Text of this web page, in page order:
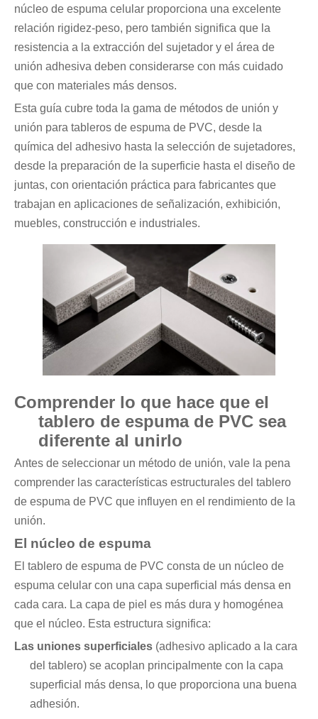
núcleo de espuma celular proporciona una excelente
relación rigidez-peso, pero también significa que la
resistencia a la extracción del sujetador y el área de
unión adhesiva deben considerarse con más cuidado
que con materiales más densos.
Esta guía cubre toda la gama de métodos de unión y
unión para tableros de espuma de PVC, desde la
química del adhesivo hasta la selección de sujetadores,
desde la preparación de la superficie hasta el diseño de
juntas, con orientación práctica para fabricantes que
trabajan en aplicaciones de señalización, exhibición,
muebles, construcción e industriales.
Comprender lo que hace que el
tablero de espuma de PVC sea
diferente al unirlo
Antes de seleccionar un método de unión, vale la pena
comprender las características estructurales del tablero
de espuma de PVC que influyen en el rendimiento de la
unión.
El núcleo de espuma
El tablero de espuma de PVC consta de un núcleo de
espuma celular con una capa superficial más densa en
cada cara. La capa de piel es más dura y homogénea
que el núcleo. Esta estructura significa:
Las uniones superficiales (adhesivo aplicado a la cara
del tablero) se acoplan principalmente con la capa
superficial más densa, lo que proporciona una buena
adhesión.